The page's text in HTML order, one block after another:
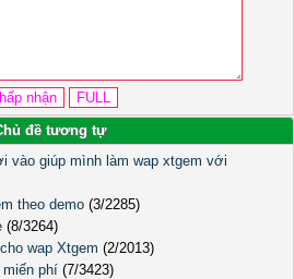
đề tương tự
vào giúp mình làm wap xtgem với
theo demo (3/2285)
(8/3264)
wap Xtgem (2/2013)
miến phí (7/3423)